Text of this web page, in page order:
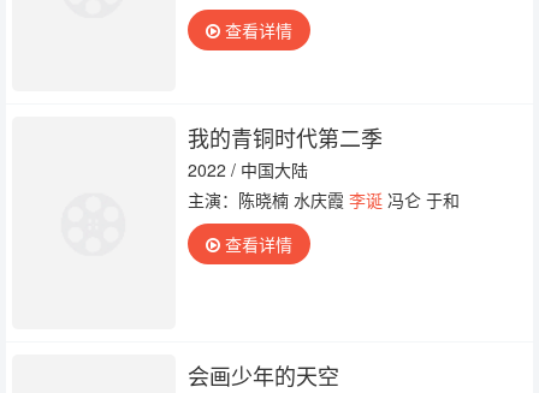
查看详情
我的青铜时代第二季
2022 / 中国大陆
主演：陈晓楠 水庆霞 李诞冯仑 于和
查看详情
会画少年的天空